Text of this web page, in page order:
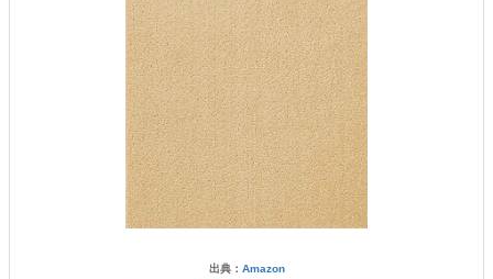
出典： Amazon